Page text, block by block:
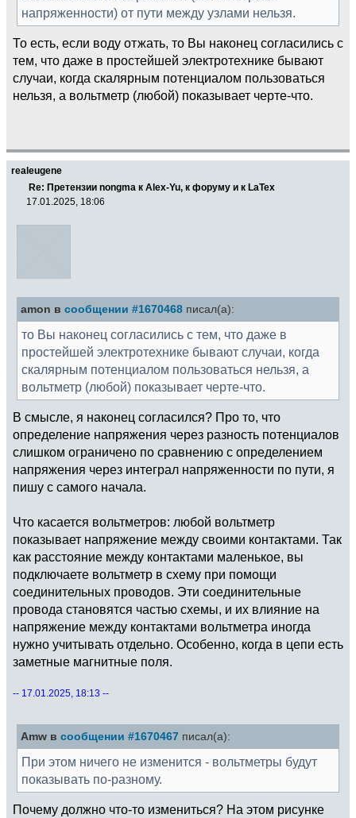
напряженности) от пути между узлами нельзя.
То есть, если воду отжать, то Вы наконец согласились с
тем, что даже в простейшей электротехнике бывают
случаи, когда скалярным потенциалом пользоваться
нельзя, а вольтметр (любой) показывает черте-что.
realeugene
Re: Претензии nongma к Alex-Yu, к форуму и к LaTex
17.01.2025, 18:06
amon в сообщении #1670468 писал(а):
то Вы наконец согласились с тем, что даже в
простейшей электротехнике бывают случаи, когда
скалярным потенциалом пользоваться нельзя, а
вольтметр (любой) показывает черте-что.
В смысле, я наконец согласился? Про то, что
определение напряжения через разность потенциалов
слишком ограничено по сравнению с определением
напряжения через интеграл напряженности по пути, я
пишу с самого начала.
Что касается вольтметров: любой вольтметр
показывает напряжение между своими контактами. Так
как расстояние между контактами маленькое, вы
подключаете вольтметр в схему при помощи
соединительных проводов. Эти соединительные
провода становятся частью схемы, и их влияние на
напряжение между контактами вольтметра иногда
нужно учитывать отдельно. Особенно, когда в цепи есть
заметные магнитные поля.
-- 17.01.2025, 18:13 --
Amw в сообщении #1670467 писал(а):
При этом ничего не изменится - вольтметры будут
показывать по-разному.
Почему должно что-то измениться? На этом рисунке